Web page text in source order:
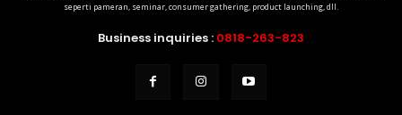
seperti pameran, seminar, consumer gathering, product launching, dll.
Business inquiries : 0818-263-823